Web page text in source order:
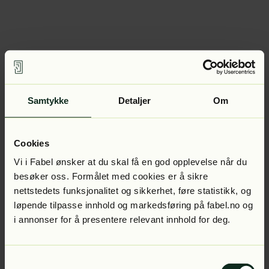
Samtykke Detaljer Om
Cookies
Vi i Fabel ønsker at du skal få en god opplevelse når du
besøker oss. Formålet med cookies er å sikre
nettstedets funksjonalitet og sikkerhet, føre statistikk, og
løpende tilpasse innhold og markedsføring på fabel.no og
i annonser for å presentere relevant innhold for deg.